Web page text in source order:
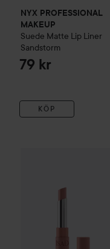
NYX PROFESSIONAL
MAKEUP
Suede Matte Lip Liner
Sandstorm
79 kr
KÖP